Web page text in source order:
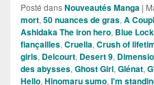
Posté dansNouveautés Manga |
mort, 50 nuances de gras, A
Ashidaka The iron hero, Blue Lock
fiançailles, Cruella, Crush of
girls, Delcourt, Desert 9,
des abysses, Ghost Girl, Glénat,
Hello, Hinomaru sumo, I'm